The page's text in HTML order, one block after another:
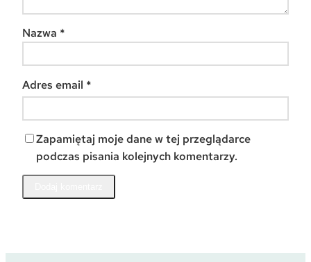
Nazwa *
Adres email *
Zapamiętaj moje dane w tej przeglądarce
podczas pisania kolejnych komentarzy.